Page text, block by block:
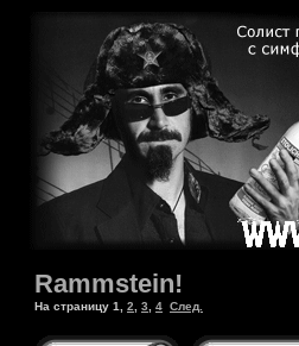
Rammstein!
На страницу 1 2 3 4 След.